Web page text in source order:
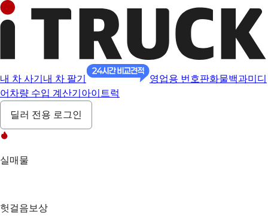
내 차 사기 내 차 팔기 영업용 번호판화물백과미디
어 차량 수입 계산기 아이트럭
딜러 전용 로그인
실매물
헛걸음보상